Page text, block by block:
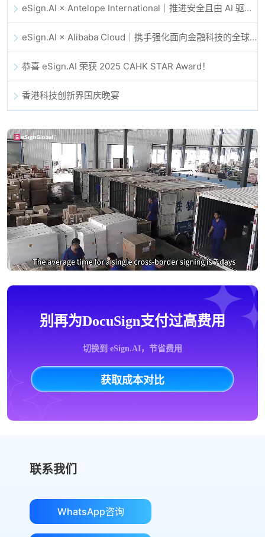
eSign.AI × Antelope International｜推进安全且由 AI 驱动的数字化工作流
eSign.AI × Alibaba Cloud｜携手强化面向金融科技的全球数字信任
恭喜 eSign.AI 荣获 2025 CAHK STAR Award！
香港科技创新界国庆晚宴
别再为DocuSign支付过高费用
切换到 eSign.AI，节省费用
获取成本对比
联系我们
WhatsApp咨询